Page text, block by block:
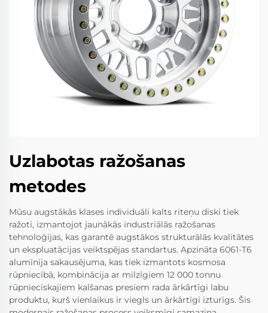
Uzlabotas ražošanas
metodes
Mūsu augstākās klases individuāli kalts riteņu diski tiek
ražoti, izmantojot jaunākās industriālās ražošanas
tehnoloģijas, kas garantē augstākos strukturālās kvalitātes
un ekspluatācijas veiktspējas standartus. Apzināta 6061-T6
alumīnija sakausējuma, kas tiek izmantots kosmosa
rūpniecībā, kombinācija ar milzīgiem 12 000 tonnu
rūpnieciskajiem kalšanas presiem rada ārkārtīgi labu
produktu, kurš vienlaikus ir viegls un ārkārtīgi izturīgs. Šis